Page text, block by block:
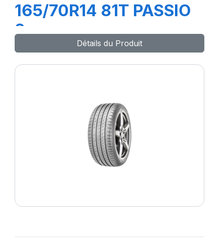
165/70R14 81T PASSIO
2
Détails du Produit